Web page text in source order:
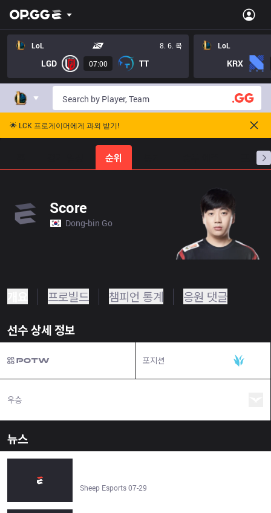
LoL 8. 6. 목
LGD 07:00 TT
LoL
KRX
🌟 LCK 프로게이머에게 과외 받기!
순위 프로빌
Score
Dong-bin Go
프로빌드 챔피언 통계 응원 댓글
선수 상세 정보
포지션
우승
뉴스
Sheep Esports 07-29